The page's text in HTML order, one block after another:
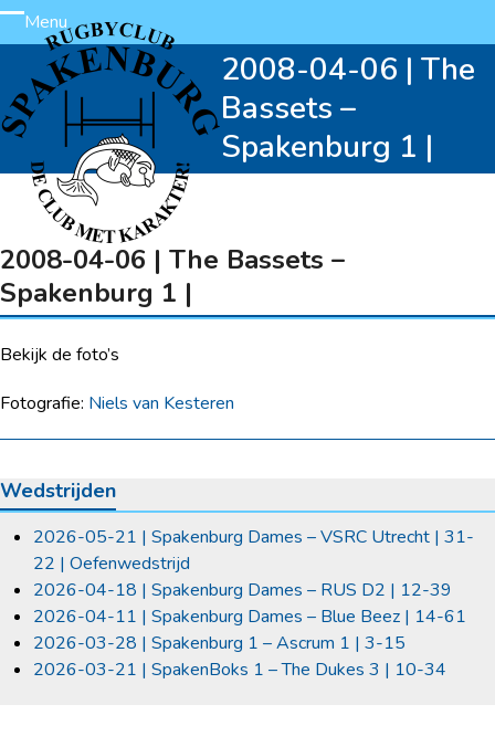
Skip
to
content
Menu
Open
mobile
menu
Close
mobile
menu
2008-04-06 | The
Bassets –
Spakenburg 1 |
2008-04-06 | The Bassets –
Spakenburg 1 |
Bekijk de foto’s
Fotografie: Niels van Kesteren
Wedstrijden
2026-05-21 | Spakenburg Dames – VSRC Utrecht | 31-
22 | Oefenwedstrijd
2026-04-18 | Spakenburg Dames – RUS D2 | 12-39
2026-04-11 | Spakenburg Dames – Blue Beez | 14-61
2026-03-28 | Spakenburg 1 – Ascrum 1 | 3-15
2026-03-21 | SpakenBoks 1 – The Dukes 3 | 10-34